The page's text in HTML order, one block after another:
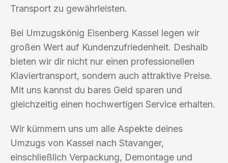
Transport zu gewährleisten.
Bei Umzugskönig Eisenberg Kassel legen wir
großen Wert auf Kundenzufriedenheit. Deshalb
bieten wir dir nicht nur einen professionellen
Klaviertransport, sondern auch attraktive Preise.
Mit uns kannst du bares Geld sparen und
gleichzeitig einen hochwertigen Service erhalten.
Wir kümmern uns um alle Aspekte deines
Umzugs von Kassel nach Stavanger,
einschließlich Verpackung, Demontage und